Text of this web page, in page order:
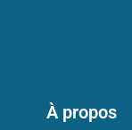
À propos